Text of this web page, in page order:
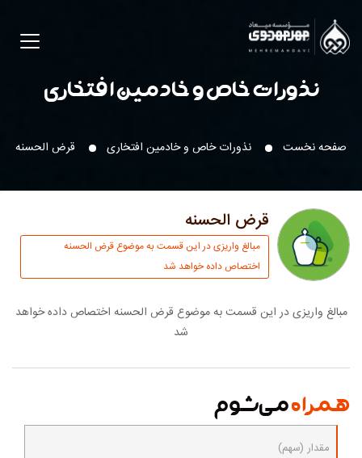
نذورات خاص و خادمین افتخاری
صفحه نخست نذورات خاص و خادمین افتخاری قرض الحسنه
قرض الحسنه
مبالغ واریزی در این قسمت به موضوع قرض الحسنه
اختصاص داده خواهد شد
مبالغ واریزی در این قسمت به موضوع قرض الحسنه اختصاص داده خواهد
شد
همراهمی‌شوم
مقدار (سهم)